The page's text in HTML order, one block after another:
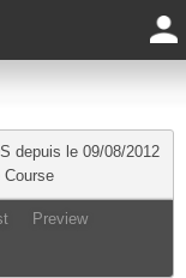
depuis le 09/08/2012
Course
Preview